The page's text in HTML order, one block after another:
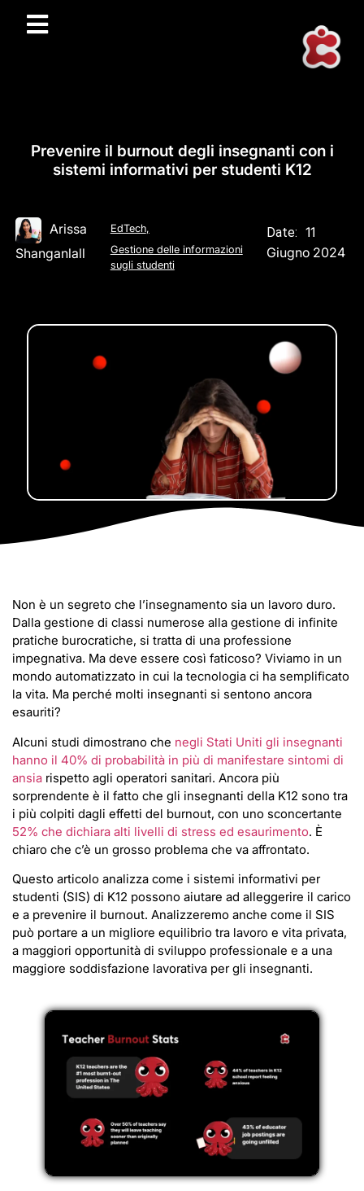
Prevenire il burnout degli insegnanti con i
sistemi informativi per studenti K12
Arissa
Shanganlall
EdTech,
Gestione delle informazioni
sugli studenti
Date: 11
Giugno 2024
Non è un segreto che l’insegnamento sia un lavoro duro.
Dalla gestione di classi numerose alla gestione di infinite
pratiche burocratiche, si tratta di una professione
impegnativa. Ma deve essere così faticoso? Viviamo in un
mondo automatizzato in cui la tecnologia ci ha semplificato
la vita. Ma perché molti insegnanti si sentono ancora
esauriti?
Alcuni studi dimostrano che negli Stati Uniti gli insegnanti
hanno il 40% di probabilità in più di manifestare sintomi di
ansia rispetto agli operatori sanitari. Ancora più
sorprendente è il fatto che gli insegnanti della K12 sono tra
i più colpiti dagli effetti del burnout, con uno sconcertante
52% che dichiara alti livelli di stress ed esaurimento. È
chiaro che c’è un grosso problema che va affrontato.
Questo articolo analizza come i sistemi informativi per
studenti (SIS) di K12 possono aiutare ad alleggerire il carico
e a prevenire il burnout. Analizzeremo anche come il SIS
può portare a un migliore equilibrio tra lavoro e vita privata,
a maggiori opportunità di sviluppo professionale e a una
maggiore soddisfazione lavorativa per gli insegnanti.